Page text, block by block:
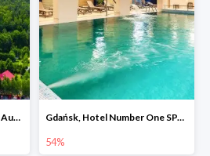
Przechlewo, Kaszuby Hotel Aubrecht Country SPA Resort -35% Gdańsk, Hotel Number One SPA & Wellness by Grano -54%
54%